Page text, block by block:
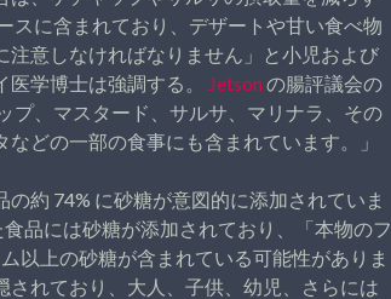
スに含まれており、デザートや甘い食べ物
意しなければなりません」と小児および
学博士は強調する。
Jetson の腸評議会の
プ、マスタード、サルサ、マリナラ、その
どの一部の食事にも含まれています。」
約 74% に砂糖が意図的に添加されていま
品には砂糖が添加されており、「本物のフ
以上の砂糖が含まれている可能性がありま
れており、大人、子供、幼児、さらには